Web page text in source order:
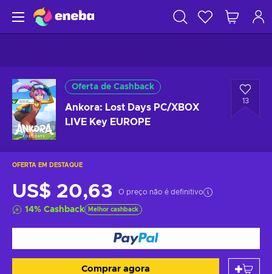
Oferta de Cashback
Ankora: Lost Days PC/XBOX
LIVE Key EUROPE
13
OFERTA EM DESTAQUE
US$ 20,63 O preço não é definitivo
14% Cashback Melhor cashback
Comprar agora